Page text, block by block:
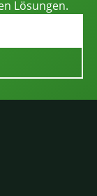
Lösungen.